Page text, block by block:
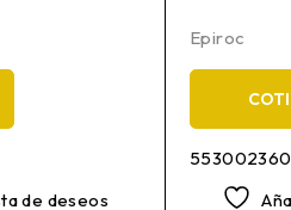
de deseos
Epiroc